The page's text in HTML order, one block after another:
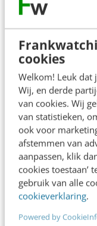
cookies
Welkom! Leuk dat
Wij, en derde
van cookies. Wij
van statistieken,
ook voor
afstemmen van
aanpassen, klik
cookies toestaan’
gebruik van alle
cookieverklaring.
Powered by
Bij conversie-
eens te gaan
winnende
niet
varianten.
geval varianten
statistisch eis
verbetering
bestaat dan
doorgevoerd
moeten
goed presteren